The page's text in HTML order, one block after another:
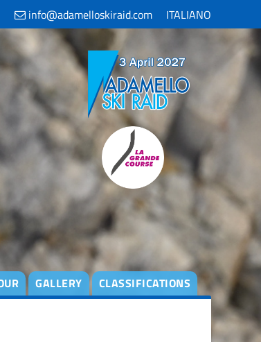
info@adamelloskiraid.com ITALIANO
GALLERY CLASSIFICATIONS